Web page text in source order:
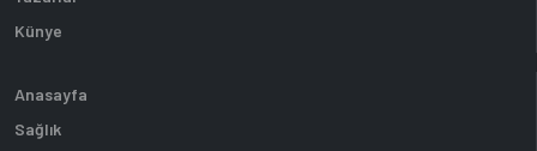
Künye
Anasayfa
Sağlık